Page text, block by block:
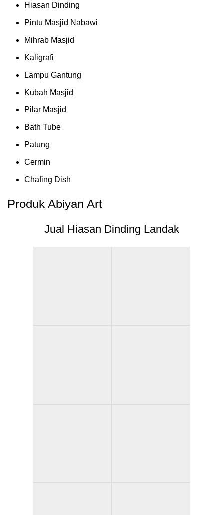
Hiasan Dinding
Pintu Masjid Nabawi
Mihrab Masjid
Kaligrafi
Lampu Gantung
Kubah Masjid
Pilar Masjid
Bath Tube
Patung
Cermin
Chafing Dish
Produk Abiyan Art
Jual Hiasan Dinding Landak